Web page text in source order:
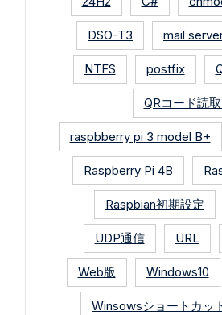
DSO-T3 mail
NTFS postfix
QRコード読取
raspbberry pi 3 model B+
Raspberry Pi 4B
Raspbian初期設定
UDP通信 URL
Web版 Windows10
Winsowsショートカッ